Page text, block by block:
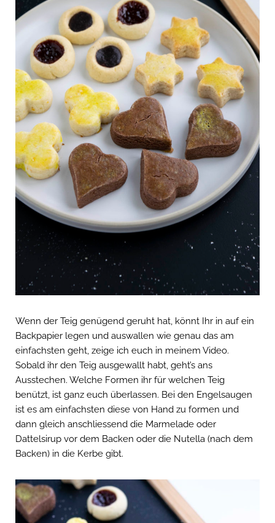
Wenn der Teig genügend geruht hat, könnt Ihr in auf ein
Backpapier legen und auswallen wie genau das am
einfachsten geht, zeige ich euch in meinem Video.
Sobald ihr den Teig ausgewallt habt, geht’s ans
Ausstechen. Welche Formen ihr für welchen Teig
benützt, ist ganz euch überlassen. Bei den Engelsaugen
ist es am einfachsten diese von Hand zu formen und
dann gleich anschliessend die Marmelade oder
Dattelsirup vor dem Backen oder die Nutella (nach dem
Backen) in die Kerbe gibt.